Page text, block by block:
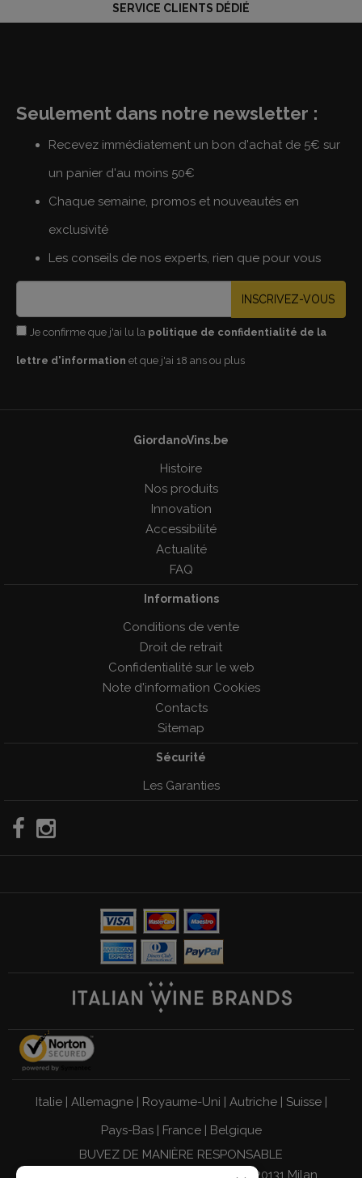
SERVICE CLIENTS DÉDIÉ
Seulement dans notre newsletter :
Recevez immédiatement un bon d'achat de 5€ sur
un panier d'au moins 50€
Chaque semaine, promos et nouveautés en
exclusivité
Les conseils de nos experts, rien que pour vous
INSCRIVEZ-VOUS
Je confirme que j'ai lu la politique de confidentialité de la
lettre d'information et que j'ai 18 ans ou plus
GiordanoVins.be
Histoire
Nos produits
Innovation
Accessibilité
Actualité
FAQ
Informations
Conditions de vente
Droit de retrait
Confidentialité sur le web
Note d'information Cookies
Contacts
Sitemap
Sécurité
Les Garanties
Italie| Allemagne| Royaume-Uni | Autriche| Suisse|
Pays-Bas| France| Belgique
BUVEZ DE MANIÈRE RESPONSABLE
Giordano Vini S.p.A. Viale Abruzzi 94, 20131 Milan,